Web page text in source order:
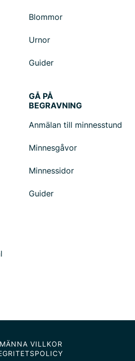
Blommor
Urnor
Guider
GÅ PÅ
BEGRAVNING
Anmälan till minnesstund
Minnesgåvor
Minnessidor
Guider
VILLKOR